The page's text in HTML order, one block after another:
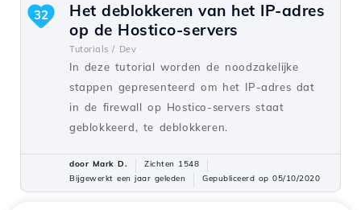
Het deblokkeren van het IP-adres
op de Hostico-servers
Tutorials / Dev
In deze tutorial worden de noodzakelijke
stappen gepresenteerd om het IP-adres dat
in de firewall op Hostico-servers staat
geblokkeerd, te deblokkeren.
32
door Mark D.
Zichten 1548
Bijgewerkt een jaar geleden
Gepubliceerd op 05/10/2020